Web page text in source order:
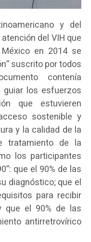
y del
del VIH que
en 2014 se
suscrito por todos
contenía
guiar los esfuerzos
que estuvieren
sostenible y
y la calidad de la
tratamiento de la
los participantes
que el 90% de las
diagnóstico; que el
para recibir
que el 90% de las
antirretrovírico